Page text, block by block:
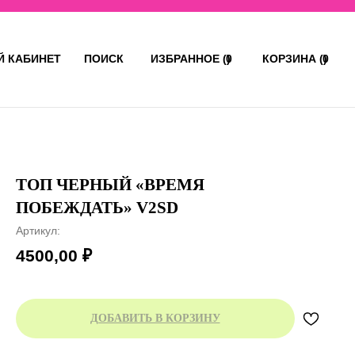
0
КОРЗИНА (ㅤ)
0
ИЗБРАННОЕ (ㅤ)
ПОИСК
КАБИНЕТ
ТОП ЧЕРНЫЙ «ВРЕМЯ
ПОБЕЖДАТЬ» V2SD
Артикул:
4500,00 ₽
ДОБАВИТЬ В КОРЗИНУ